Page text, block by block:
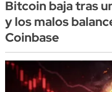
Bitcoin baja tras
y los malos
Coinbase